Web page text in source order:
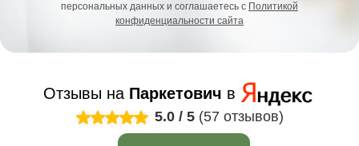
персональных данных и соглашаетесь с Политикой
конфиденциальности сайта
Отзывы на Паркетович в
5.0 / 5 (57 отзывов)